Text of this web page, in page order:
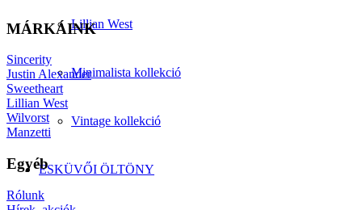
Lillian West
Minimalista kollekció
Vintage kollekció
ESKÜVŐI ÖLTÖNY
MÁRKÁINK
Sincerity
Justin Alexander
Sweetheart
Lillian West
Wilvorst
Manzetti
Egyéb
Rólunk